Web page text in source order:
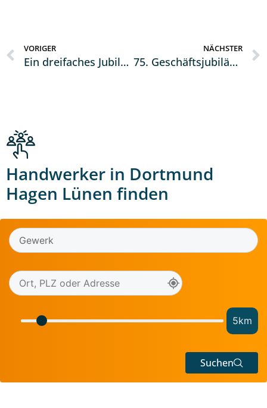
VORIGER
Ein dreifaches Jubiläum für das Handwerk
NÄCHSTER
75. Geschäftsjubiläum Appel GmbH
Handwerker in Dortmund
Hagen Lünen finden
5km
Suchen